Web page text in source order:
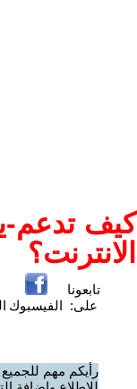
كيف تدعم-
الانترنت؟
تابعونا
على: الفيسبوك
رأيكم مهم